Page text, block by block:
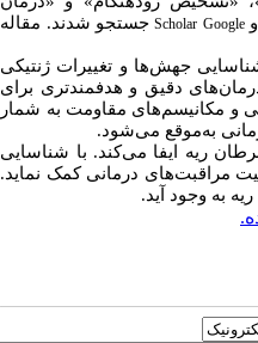
و Google
Scholar جستجو شدند. مقاله
جهش‌ها و تغییرات ژنتیکی
دقیق و هدفمندتری برای
و مکانیسم‌های مقاومت به شمار
به‌موقع می‌شود.
ریه ایفا می‌کند. با شناسایی
مراقبت‌های درمانی کمک نماید.
به وجود آید.